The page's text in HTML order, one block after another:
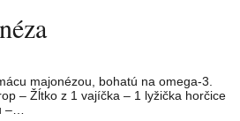
majonézou, bohatú na omega-3.
– Žĺtko z 1 vajíčka – 1 lyžička horčice
–…